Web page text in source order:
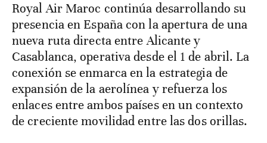
Royal Air Maroc continúa desarrollando su
presencia en España con la apertura de una
nueva ruta directa entre Alicante y
Casablanca, operativa desde el 1 de abril. La
conexión se enmarca en la estrategia de
expansión de la aerolínea y refuerza los
enlaces entre ambos países en un contexto
de creciente movilidad entre las dos orillas.